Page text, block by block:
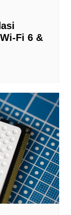
Fi 6 &